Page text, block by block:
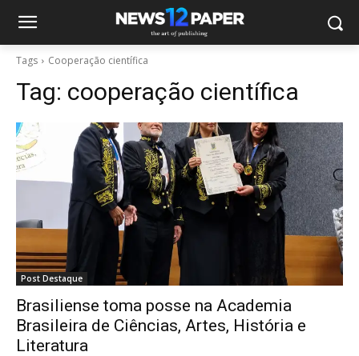
Tags Cooperação científica
Tag: cooperação científica
Post Destaque
Brasiliense toma posse na Academia
Brasileira de Ciências, Artes, História e
Literatura